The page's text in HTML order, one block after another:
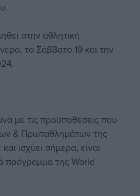
στην αθλητική
το Σάββατο 19 και την
με τις προϋποθέσεις που
& Πρωταθλημάτων της
ισχύει σήμερα, είναι
πρόγραμμα της World